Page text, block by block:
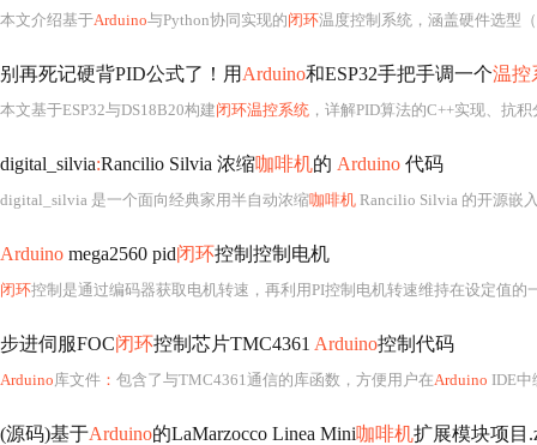
本文介绍基于Arduino与Python协同实现的闭环温度控制系统，涵盖硬件选型（DS18B20
别再死记硬背PID公式了！用 Arduino和ESP32手把手调一个温控
本文基于ESP32与DS18B20构建闭环温控系统 ，详解PID算法的C++实现、抗积分饱和处理、串口实时波形调试、Kp/Ki/Kd参数整定方法，并涵盖动态
digital_silvia:Rancilio Silvia 浓缩咖啡机的 Arduino 代码
digital_silvia 是一个面向经典家用半自动浓缩咖啡机 Rancilio Silvia 的开源嵌
Arduino mega2560 pid闭环控制控制电机
闭环控制是通过编码器获取电机转速，再利用PI控制电机转速维持在设定值的
步进伺服FOC闭环控制芯片TMC4361 Arduino控制代码
Arduino库文件 ： 包含了与TMC4361通信的库函数，方便用户在Arduino IDE中
(源码)基于Arduino的LaMarzocco Linea Mini咖啡机扩展模块项目